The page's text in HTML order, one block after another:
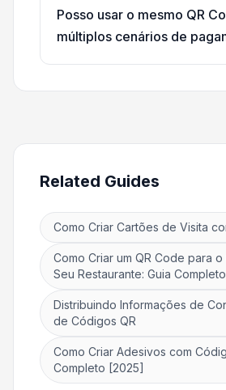
Posso usar o mesmo QR
múltiplos cenários de
Related Guides
Como Criar Cartões de Visita
Como Criar um QR Code para
Seu Restaurante: Guia Completo
Distribuindo Informações de
de Códigos QR
Como Criar Adesivos com
Completo [2025]